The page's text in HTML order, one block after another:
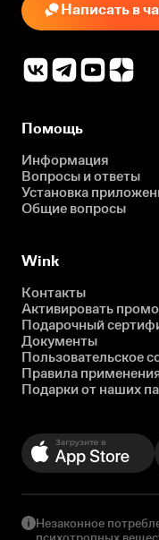
Написать в
Помощь
Информация
Вопросы и ответы
Установка
Общие вопросы
Wink
Контакты
Активировать
Подарочный
Документы
Пользовательское
Правила
Подарки от наших
Незаконное